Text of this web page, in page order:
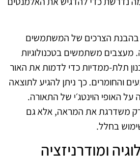
בהבנת הצרכים של המשתמשים
מעצבים משתמשים בטכנולוגיות
תלת-ממדיות כדי לדמות את האור
והחומרים. כך ניתן להגיע לתוצאה
האופי הוינטג׳י של התאורה.
משדרגת את המראה, אלא גם
בחלל.
ומודרניזציה